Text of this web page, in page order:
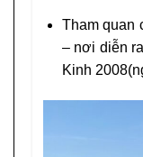
Tham quan
– nơi diễn
Kinh